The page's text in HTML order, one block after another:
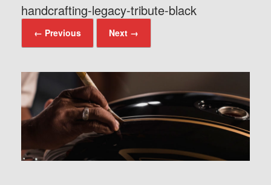
handcrafting-legacy-tribute-black
← Previous Next →